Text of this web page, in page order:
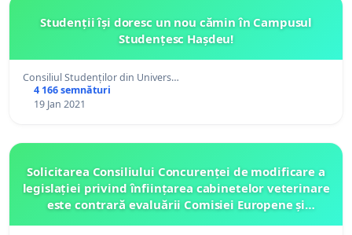
Studenții își doresc un nou cămin în Campusul
Studențesc Hașdeu!
Consiliul Studenților din Univers…
4 166 semnături
19 Jan 2021
Solicitarea Consiliului Concurenței de modificare a
legislației privind înființarea cabinetelor veterinare
este contrară evaluării Comisiei Europene și